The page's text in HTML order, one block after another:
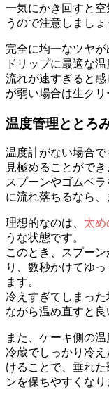
一気にかき回すと
うので注意しましょ
完全に均一なツヤが
ドリップに最適な
流れが速すぎると
が弱い場合は生クリ
温度管理ととろ
温度計がない場合
見極めることができ
スプーンやゴムベ
に流れ落ちるなら、
理想的なのは、 太め
うな状態です。
このとき、スプー
り、数秒かけてゆ
ます。
冷えすぎてしまっ
ながら温め直すと良
また、ケーキ側の
冷蔵でしっかり冷
けることで、垂れ
ンを保ちやすくなり